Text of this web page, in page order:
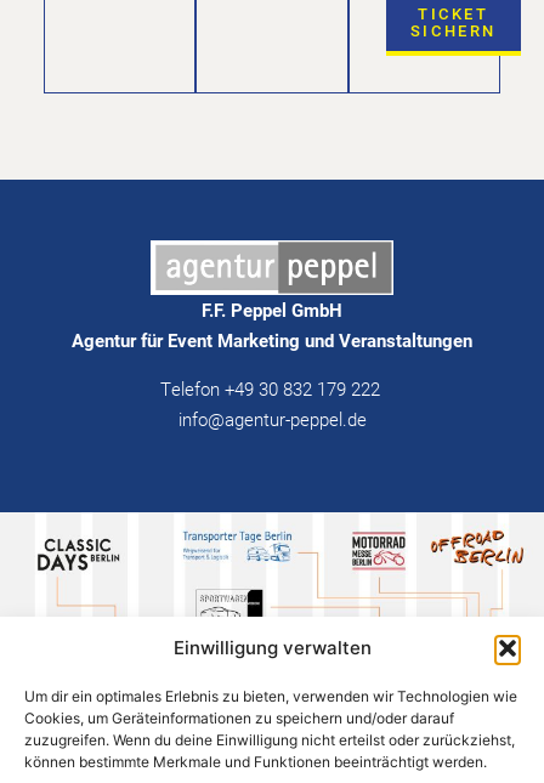
Einwilligung verwalten
Um dir ein optimales Erlebnis zu bieten, verwenden wir Technologien wie
Cookies, um Geräteinformationen zu speichern und/oder darauf
zuzugreifen. Wenn du deine Einwilligung nicht erteilst oder zurückziehst,
können bestimmte Merkmale und Funktionen beeinträchtigt werden.
TICKET
SICHERN
F.F. Peppel GmbH
Agentur für Event Marketing und Veranstaltungen
Telefon +49 30 832 179 222
info@agentur-peppel.de